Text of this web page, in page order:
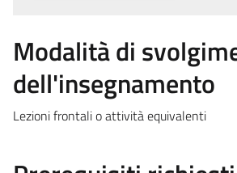
Modalità di
dell'insegnamento
Lezioni frontali o attività equivalenti